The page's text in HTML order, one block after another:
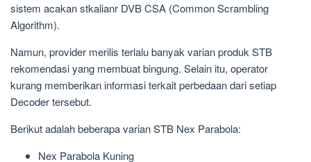
sistem acakan stkalianr DVB CSA (Common Scrambling
Algorithm).
Namun, provider merilis terlalu banyak varian produk STB
rekomendasi yang membuat bingung. Selain itu, operator
kurang memberikan informasi terkait perbedaan dari setiap
Decoder tersebut.
Berikut adalah beberapa varian STB Nex Parabola:
Nex Parabola Kuning